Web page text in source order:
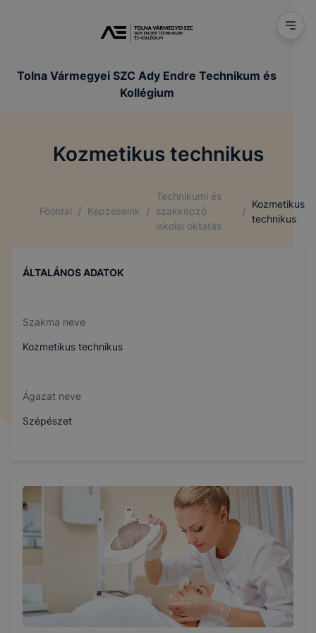
Tolna Vármegyei SZC Ady Endre Technikum és
Kollégium
Kozmetikus technikus
Főoldal / Képzéseink /
Technikumi és
szakképző
iskolai oktatás
/
Kozmetikus
technikus
ÁLTALÁNOS ADATOK
Szakma neve
Kozmetikus technikus
Ágazat neve
Szépészet
Képzés időtartama
Választható szakmairányok: